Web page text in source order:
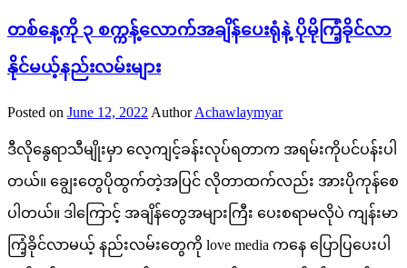
တစ်နေ့ကို ၃ စက္ကန့်လောက်အချိန်ပေးရုံနဲ့ ပိုမိုကြံ့ခိုင်လာ
နိုင်မယ့်နည်းလမ်းများ
Posted on June 12, 2022 Author Achawlaymyar
ဒီလိုနွေရာသီမျိုးမှာ လေ့ကျင့်ခန်းလုပ်ရတာက အရမ်းကိုပင်ပန်းပါ
တယ်။ ချွေးတွေပိုထွက်တဲ့အပြင် လိုတာထက်လည်း အားပိုကုန်စေ
ပါတယ်။ ဒါကြောင့် အချိန်တွေအများကြီး ပေးစရာမလိုပဲ ကျန်းမာ
ကြံ့ခိုင်လာမယ့် နည်းလမ်းတွေကို love media ကနေ ပြောပြပေးပါ